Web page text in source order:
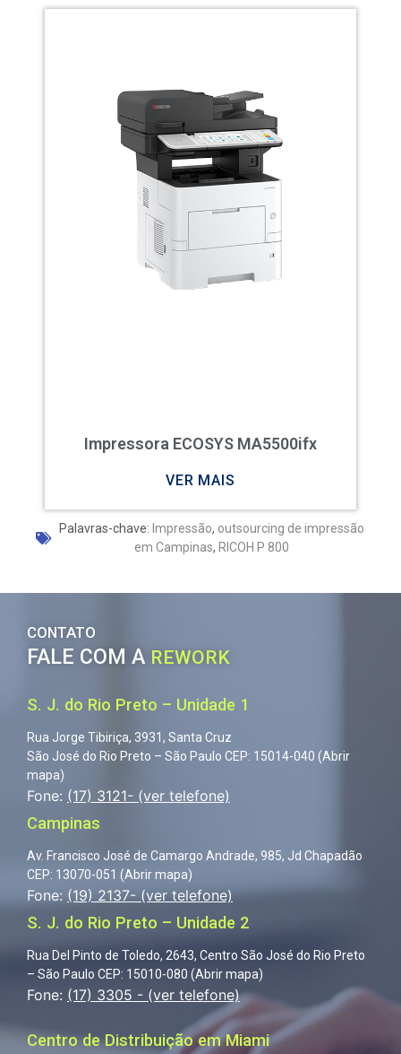
Impressora ECOSYS MA5500ifx
VER MAIS
Palavras-chave: Impressão, outsourcing de impressão
em Campinas, RICOH P 800
CONTATO
FALE COM A REWORK
S. J. do Rio Preto – Unidade 1
Rua Jorge Tibiriça, 3931, Santa Cruz
São José do Rio Preto – São Paulo CEP: 15014-040 (Abrir
mapa)
Fone: (17) 3121- (ver telefone)
Campinas
Av. Francisco José de Camargo Andrade, 985, Jd Chapadão
CEP: 13070-051 (Abrir mapa)
Fone: (19) 2137- (ver telefone)
S. J. do Rio Preto – Unidade 2
Rua Del Pinto de Toledo, 2643, Centro São José do Rio Preto
– São Paulo CEP: 15010-080 (Abrir mapa)
Fone: (17) 3305 - (ver telefone)
Centro de Distribuição em Miami